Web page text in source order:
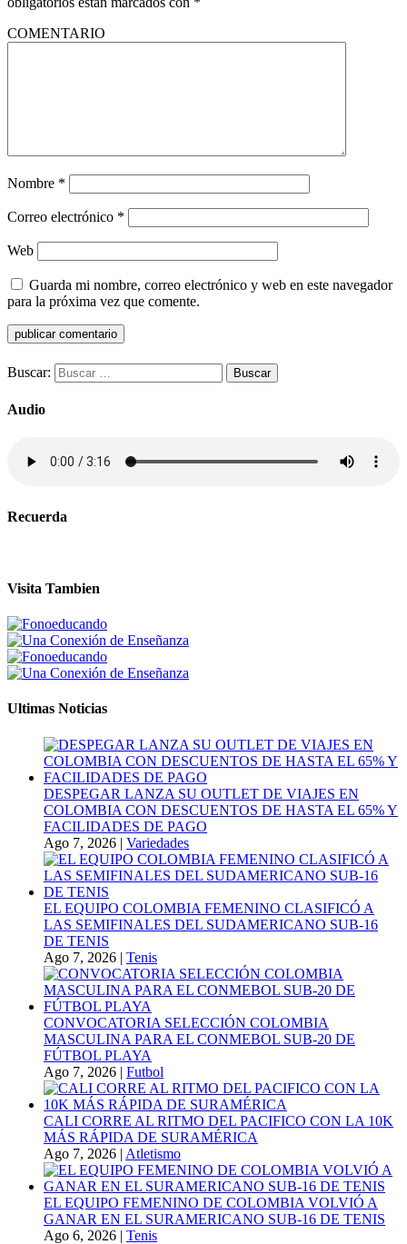
COMENTARIO
Nombre *
Correo electrónico *
Web
Guarda mi nombre, correo electrónico y web en este navegador
para la próxima vez que comente.
Buscar:
Audio
Recuerda
Visita Tambien
Ultimas Noticias
DESPEGAR LANZA SU OUTLET DE VIAJES EN
COLOMBIA CON DESCUENTOS DE HASTA EL 65% Y
FACILIDADES DE PAGO
Ago 7, 2026 | Variedades
EL EQUIPO COLOMBIA FEMENINO CLASIFICÓ A
LAS SEMIFINALES DEL SUDAMERICANO SUB-16
DE TENIS
Ago 7, 2026 | Tenis
CONVOCATORIA SELECCIÓN COLOMBIA
MASCULINA PARA EL CONMEBOL SUB-20 DE
FÚTBOL PLAYA
Ago 7, 2026 | Futbol
CALI CORRE AL RITMO DEL PACIFICO CON LA 10K
MÁS RÁPIDA DE SURAMÉRICA
Ago 7, 2026 | Atletismo
EL EQUIPO FEMENINO DE COLOMBIA VOLVIÓ A
GANAR EN EL SURAMERICANO SUB-16 DE TENIS
Ago 6, 2026 | Tenis